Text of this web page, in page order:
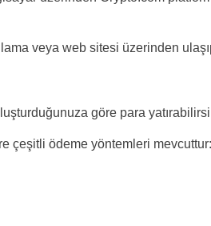
veya web sitesi üzerinden
göre para
çeşitli ödeme yöntemleri mevcuttur: